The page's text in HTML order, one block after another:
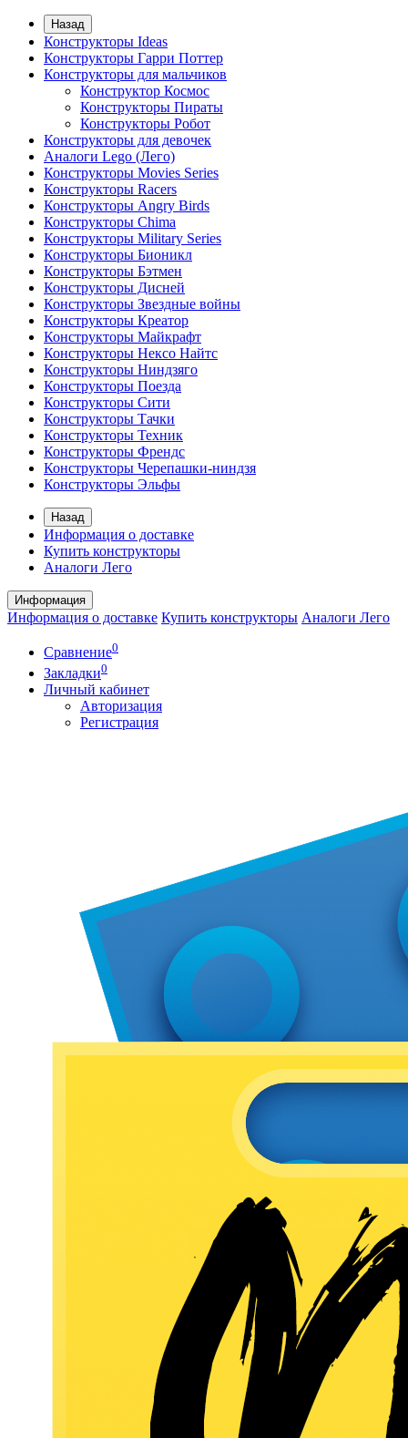
Назад
Конструкторы Ideas
Конструкторы Гарри Поттер
Конструкторы для мальчиков
Конструктор Космос
Конструкторы Пираты
Конструкторы Робот
Конструкторы для девочек
Аналоги Lego (Лего)
Конструкторы Movies Series
Конструкторы Racers
Конструкторы Angry Birds
Конструкторы Chima
Конструкторы Military Series
Конструкторы Бионикл
Конструкторы Бэтмен
Конструкторы Дисней
Конструкторы Звездные войны
Конструкторы Креатор
Конструкторы Майкрафт
Конструкторы Нексо Найтс
Конструкторы Ниндзяго
Конструкторы Поезда
Конструкторы Сити
Конструкторы Тачки
Конструкторы Техник
Конструкторы Френдс
Конструкторы Черепашки-ниндзя
Конструкторы Эльфы
Назад
Информация о доставке
Купить конструкторы
Аналоги Лего
Информация
Информация о доставке Купить конструкторы Аналоги Лего
Сравнение0
Закладки0
Личный кабинет
Авторизация
Регистрация